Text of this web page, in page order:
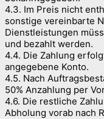
4.3. Im Preis nicht
sonstige vereinbarte
Dienstleistungen
und bezahlt werden.
4.4. Die Zahlung
angegebene Konto.
4.5. Nach
50% Anzahlung per
4.6. Die restliche
Abholung vorab nach